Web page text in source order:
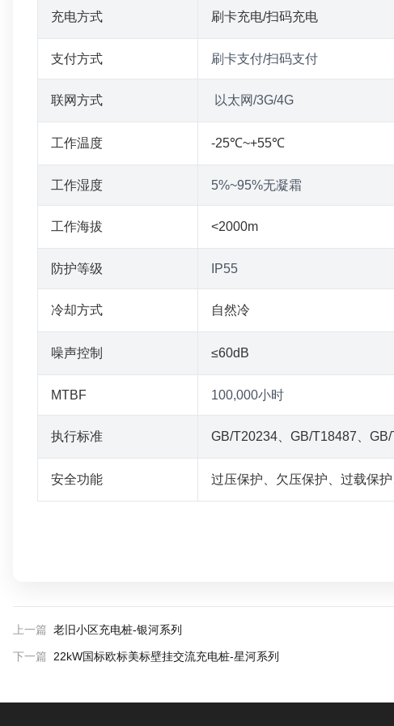
充电方式 刷卡充电/扫码充电
支付方式 刷卡支付/扫码支付
联网方式 以太网/3G/4G
工作温度 -25℃~+55℃
工作湿度 5%~95%无凝霜
工作海拔 <2000m
防护等级 IP55
冷却方式 自然冷
噪声控制 ≤60dB
MTBF 100,000小时
执行标准 GB/T20234、GB/T18487、
安全功能 过压保护、欠压保护、过载保
上一篇 老旧小区充电桩-银河系列
下一篇 22kW国标欧标美标壁挂交流充电桩-星河系列